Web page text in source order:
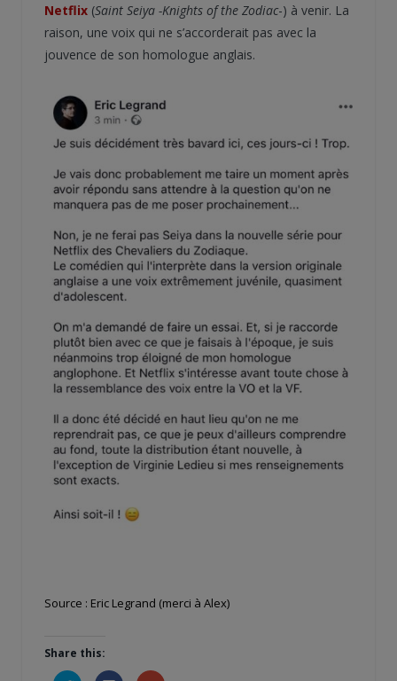
Netflix (Saint Seiya -Knights of the Zodiac-) à venir. La
raison, une voix qui ne s’accorderait pas avec la
jouvence de son homologue anglais.
Source : Eric Legrand (merci à Alex)
Share this: